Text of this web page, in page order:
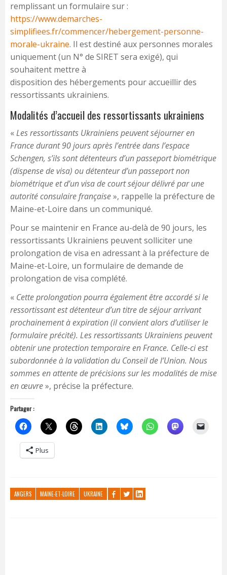
remplissant un formulaire sur :
https://www.demarches-
simplifiees.fr/commencer/hebergement-personne-
morale-ukraine. Il est destiné aux personnes morales
uniquement (un N° de SIRET sera exigé), qui
souhaitent mettre à
disposition des hébergements pour accueillir des
ressortissants ukrainiens.
Modalités d’accueil des ressortissants ukrainiens
«Les ressortissants Ukrainiens peuvent séjourner en
France durant 90 jours après l’entrée dans l’espace
Schengen, s’ils sont détenteurs d’un passeport biométrique
(dispense de visa) ou détenteur d’un passeport non
biométrique et d’un visa de court séjour délivré par une
autorité consulaire française», rappelle la préfecture de
Maine-et-Loire dans un communiqué.
Pour se maintenir en France au-delà de 90 jours, les
ressortissants Ukrainiens peuvent solliciter une
prolongation de visa en adressant à la préfecture de
Maine-et-Loire, un formulaire de demande de
prolongation de visa complété.
« Cette prolongation pourra également être accordé si le
ressortissant est détenteur d’un titre de séjour arrivant
prochainement à expiration (il convient alors d’utiliser le
formulaire précité). Les ressortissants Ukrainiens peuvent
obtenir une protection temporaire en France. Celle-ci est
subordonnée à la validation du Conseil de l’Union. Nous
sommes en attente de précisions sur les modalités de mise
en œuvre», précise la préfecture.
Partager :
Plus
ANGERS MAINE-ET-LOIRE UKRAINE